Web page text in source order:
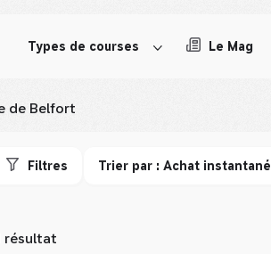
Types de courses Le Mag
de Belfort
Filtres Trier par : Achat instantané
résultat